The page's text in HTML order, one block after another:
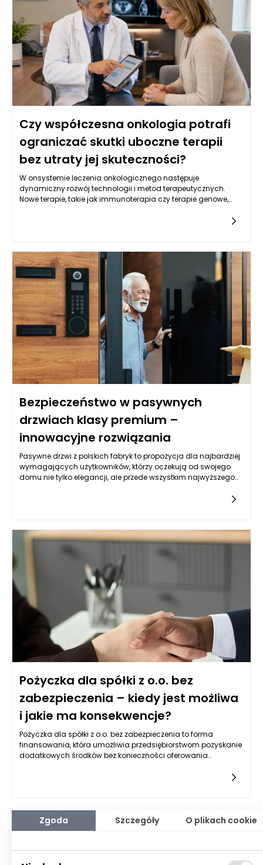
również badania molekularne, które identyfikują mutacje
genów związanych z nowotworami, co pozwala na bardziej
spersonalizowane podejście do leczenia. Kluczowe jest
zrozumienie, że wczesne wykrycie choroby zwiększa szanse na
skuteczne leczenie oraz poprawia komfort życia pacjentów.
Czy współczesna onkologia potrafi
ograniczać skutki uboczne terapii
bez utraty jej skuteczności?
W onsystemie leczenia onkologicznego następuje
dynamiczny rozwój technologii i metod terapeutycznych.
Nowe terapie, takie jak immunoterapia czy terapie genowe,
mogą przyczynić się do ograniczenia skutków ubocznych. Te
modyfikacji genetycznych komórek nowotworowych, co w
efekcie może zmniejszać potrzebę stosowania tradycyjnych
terapii, takich jak chemioterapia. Decyzje podejmowane w
kontekście onkologii w Warszawie często uwzględniają
możliwości podejścia do leczenia, które są bardziej precyzyjne
i zindywidualizowane. Dzięki temu leczenie onkologiczne w
Warszawie staje się bardziej skuteczne, a zarazem mniej
obciążające dla pacjentów. Rozwój wiedzy oraz innowacyjne
podejścia są kluczowe w walce z nowotworami, co pomaga
osiągać lepsze wyniki terapeutyczne przy mniejszych
skutkach ubocznych.
Bezpieczeństwo w pasywnych
drzwiach klasy premium –
innowacyjne rozwiązania
Pasywne drzwi z polskich fabryk to propozycja dla najbardziej
wymagających użytkowników, którzy oczekują od swojego
domu nie tylko elegancji, ale przede wszystkim najwyższego
siły. Marka ELPrema Premium łączy wszystkie te aspekty,
prezentując drzwi, które wyznaczają nowy kierunek w
dziedzinie bezpieczeństwa domowego. To nie tylko bariery
przed niepowołanymi osobami, ale także wysoce
zaawansowane elementy architektury, które doskonale
komponują się z nowoczesnym budownictwem.
Pożyczka dla spółki z o.o. bez
zabezpieczenia – kiedy jest możliwa
i jakie ma konsekwencje?
Pożyczka dla spółki z o.o. bez zabezpieczenia to forma
finansowania, która umożliwia przedsiębiorstwom pozyskanie
dodatkowych środków bez konieczności oferowania
nowe technologie. Tego rodzaju pożyczki są szczególnie
atrakcyjne dla nowych przedsiębiorstw oraz tych, które nie
mają jeszcze wystarczająco solidnej bazy finansowej. Wiele
takie rozwiązania, co zwiększa dostępność tego rodzaju
finansowania na rynku.
Zgoda Szczegóły O plikach cookie